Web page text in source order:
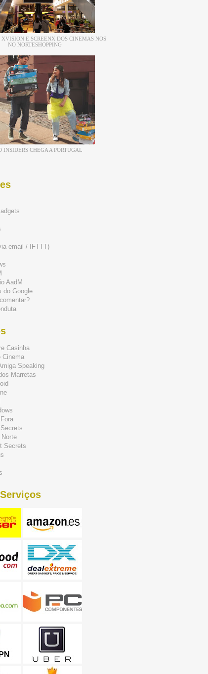
E SCREENX DOS CINEMAS NOS
NO NORTESHOPPING
INSIDERS CHEGA A PORTUGAL
email / IFTTT)
AadM
do Google
Casinha
Cinema
Speaking
Marretas
Secrets